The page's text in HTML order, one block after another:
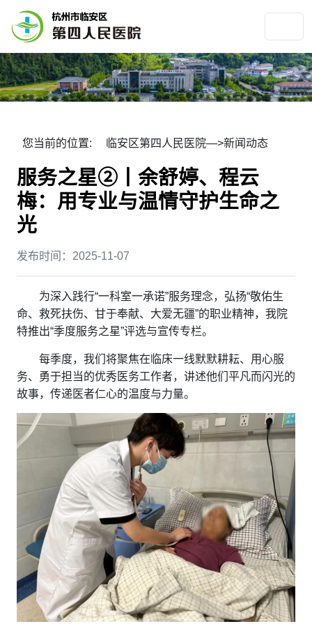
您当前的位置: 临安区第四人民医院—>新闻动态
服务之星②丨余舒婷、程云
梅：用专业与温情守护生命之
光
发布时间：2025-11-07
为深入践行“一科室一承诺”服务理念，弘扬“敬佑生
命、救死扶伤、甘于奉献、大爱无疆”的职业精神，我院
特推出“季度服务之星”评选与宣传专栏。
每季度，我们将聚焦在临床一线默默耕耘、用心服
务、勇于担当的优秀医务工作者，讲述他们平凡而闪光的
故事，传递医者仁心的温度与力量。